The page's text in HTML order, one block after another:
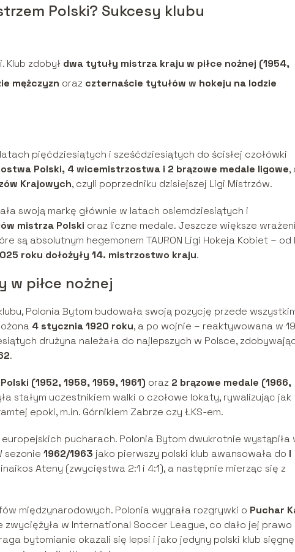
Polski? Sukcesy klubu
Klub zdobył dwa tytuły mistrza kraju w piłce nożnej (1954,
mężczyzn oraz czternaście tytułów w hokeju na lodzie
pięćdziesiątych i sześćdziesiątych do ścisłej czołówki
Polski, 4 wicemistrzostwa i 2 brązowe medale ligowe,
Krajowych, czyli poprzedniku dzisiejszej Ligi Mistrzów.
swoją markę głównie w latach osiemdziesiątych i
mistrza Polski oraz liczne medale. Jeszcze większe
są absolutnym hegemonem TAURON Ligi Hokeja Kobiet – od
roku dołożyły 14. mistrzostwo kraju.
w piłce nożnej
Polonia Bytom budowała swoją pozycję przede
4 stycznia 1920 roku, a po wojnie – reaktywowana w
drużyna należała do najlepszych w Polsce,
.
(1952, 1958, 1959, 1961) oraz 2 brązowe medale (1966,
stałym uczestnikiem walki o czołowe lokaty, rywalizując jak
epoki, m.in. Górnikiem Zabrze czy ŁKS-em.
pucharach. Polonia Bytom dwukrotnie wystąpiła
sezonie 1962/1963 jako pierwszy polski klub awansowała do I
Ateny (zwycięstwa 2:1 i 4:1), a następnie mierząc się z
międzynarodowych. Polonia wygrała rozgrywki o Puchar
zwyciężyła w International Soccer League, co dało jej prawo
bytomianie okazali się lepsi i jako jedyny polski klub